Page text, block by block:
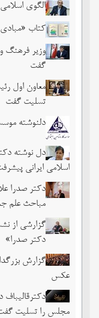
الگوی
کتاب
وزیر فرهنگ
گفت
معاون اول
تسلیت گفت
دلنوشته
دل نوشته
اسلامی ایرانی
دکتر صدرا
مباحث علم
گزارشی از
دکتر صدرا»
گزارش
عکس
مجلس را تسلیت